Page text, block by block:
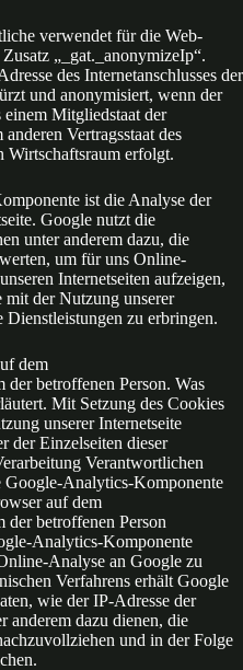
verwendet für die Web-
„_gat._anonymizeIp“.
des Internetanschlusses der
und anonymisiert, wenn der
Mitgliedstaat der
Vertragsstaat des
Wirtschaftsraum erfolgt.
ist die Analyse der
Google nutzt die
unter anderem dazu, die
um für uns Online-
Internetseiten aufzeigen,
mit der Nutzung unserer
Dienstleistungen zu erbringen.
dem
der betroffenen Person. Was
Mit Setzung des Cookies
unserer Internetseite
der Einzelseiten dieser
Verantwortlichen
Analytics-Komponente
auf dem
der betroffenen Person
Analytics-Komponente
Analyse an Google zu
Verfahrens erhält Google
wie der IP-Adresse der
anderem dazu dienen, die
und in der Folge